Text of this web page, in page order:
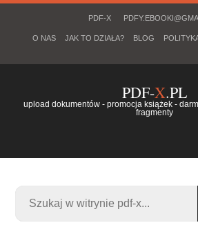
PDF-X
O NAS JAK TO DZIAŁA? BLOG
PDF-X.PL
upload dokumentów - promocja książek -
fragmenty